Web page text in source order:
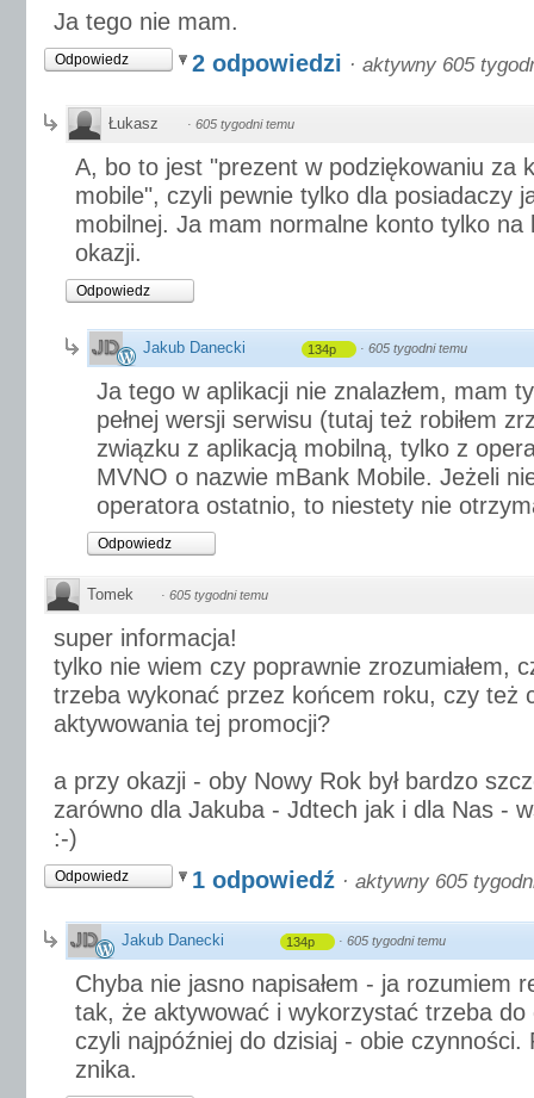
Ja tego nie mam.
Odpowiedz 2 odpowiedzi · aktywny 605
Łukasz · 605 tygodni temu
A, bo to jest "prezent w podziękowaniu za
mobile", czyli pewnie tylko dla posiadaczy
mobilnej. Ja mam normalne konto tylko na
okazji.
Odpowiedz
Jakub Danecki 134p · 605 tygodni temu
Ja tego w aplikacji nie znalazłem, mam
pełnej wersji serwisu (tutaj też robiłem
związku z aplikacją mobilną, tylko z
MVNO o nazwie mBank Mobile. Jeżeli
operatora ostatnio, to niestety nie
Odpowiedz
Tomek · 605 tygodni temu
super informacja!
tylko nie wiem czy poprawnie zrozumiałem,
trzeba wykonać przez końcem roku, czy też
aktywowania tej promocji?
a przy okazji - oby Nowy Rok był bardzo
zarówno dla Jakuba - Jdtech jak i dla Nas -
:-)
Odpowiedz 1 odpowiedź · aktywny 605
Jakub Danecki 134p · 605 tygodni temu
Chyba nie jasno napisałem - ja rozumiem
tak, że aktywować i wykorzystać trzeba
czyli najpóźniej do dzisiaj - obie czynności.
znika.